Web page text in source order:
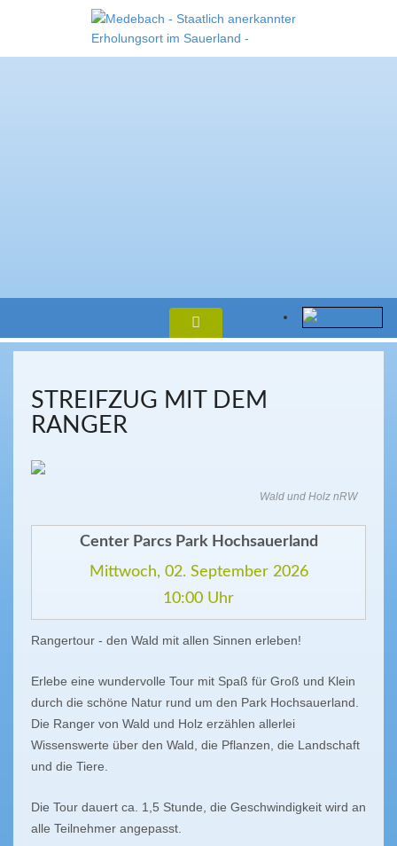
STREIFZUG MIT DEM
RANGER
Wald und Holz nRW
Center Parcs Park Hochsauerland
Mittwoch, 02. September 2026
10:00 Uhr
Rangertour - den Wald mit allen Sinnen erleben!
Erlebe eine wundervolle Tour mit Spaß für Groß und Klein
durch die schöne Natur rund um den Park Hochsauerland.
Die Ranger von Wald und Holz erzählen allerlei
Wissenswerte über den Wald, die Pflanzen, die Landschaft
und die Tiere.
Die Tour dauert ca. 1,5 Stunde, die Geschwindigkeit wird an
alle Teilnehmer angepasst.